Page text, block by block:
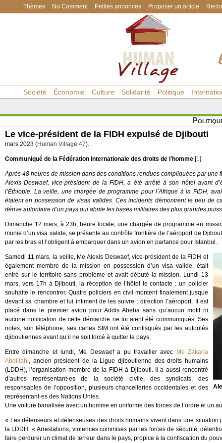
Thèmes No Comment Petites annonces Proposer un article
Société Économie Culture Solidarité Politique
Le vice-président de la FIDH expulsé de Djibouti
mars 2023 (Human Village 47).
Communiqué de la Fédération internationale des droits de l’homme [1]
Après 48 heures de mission dans des conditions rendues compliquées par
Alexis Deswaef, vice-président de la FIDH, a été arrêté à son hôtel avant
l’Éthiopie. La veille, une chargée de programme pour l’Afrique à la FIDH,
étaient en possession de visas valides. Ces incidents démontrent le peu de
dérive autoritaire d’un pays qui abrite les bases militaires des plus grandes
Dimanche 12 mars, à 23h, heure locale, une chargée de programme en
munie d’un visa valide, se présente au contrôle frontière de l’aéroport de
par les bras et l’obligent à embarquer dans un avion en partance pour Istanbul.
Samedi 11 mars, la veille, Me Alexis Deswaef, vice-président de la FIDH et
également membre de la mission en possession d’un visa valide, était
entré sur le territoire sans problème et avait débuté la mission. Lundi 13
mars, vers 17h à Djibouti, la réception de l’hôtel le contacte : un policier
souhaite le rencontrer. Quatre policiers en civil montent finalement jusque
devant sa chambre et lui intiment de les suivre : direction l’aéroport. Il est
placé dans le premier avion pour Addis Abeba sans qu’aucun motif ni
aucune notification de cette démarche ne lui aient été communiqués. Ses
notes, son téléphone, ses cartes SIM ont été confisqués par les autorités
djiboutiennes avant qu’il ne soit forcé à quitter le pays.
Entre dimanche et lundi, Me Deswaef a pu travailler avec
Me Zakaria
Abdillahi, ancien président de la Ligue djiboutienne des droits humains
(LDDH), l’organisation membre de la FIDH à Djibouti. Il a aussi rencontré
d’autres représentant⋅es de la société civile, des syndicats, des
responsables de l’opposition, plusieurs chancelleries occidentales et des
représentant·es des Nations Unies.
Une voiture banalisée avec un homme en uniforme des forces de l’ordre et un
« Les défenseurs et défenseuses des droits humains vivent dans une
la LDDH. « Arrestations, violences commises par les forces de sécurité,
faire perdurer un climat de terreur dans le pays, propice à la confiscation du